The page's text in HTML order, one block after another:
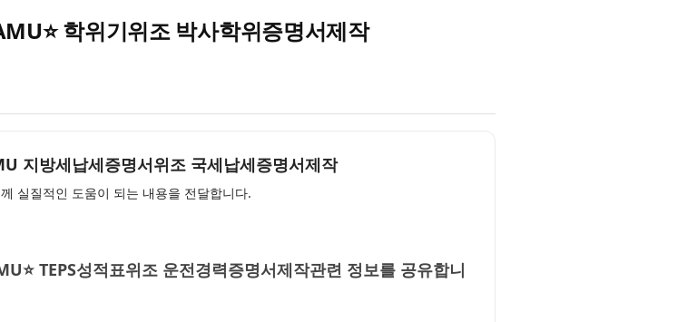
학위기위조 박사학위증명서제작
지방세납세증명서위조 국세납세증명서제작
실질적인 도움이 되는 내용을 전달합니다.
TEPS성적표위조 운전경력증명서제작관련 정보를 공유합니